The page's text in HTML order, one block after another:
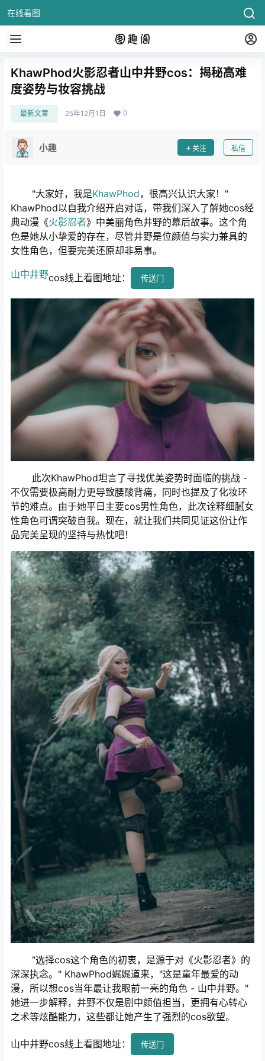
在线看图
KhawPhod火影忍者山中井野cos：揭秘高难
度姿势与妆容挑战
最新文章 25年12月1日 0
小趣 关注 私信
"大家好，我是KhawPhod，很高兴认识大家！"
KhawPhod以自我介绍开启对话，带我们深入了解她cos经
典动漫《火影忍者》中美丽角色井野的幕后故事。这个角
色是她从小挚爱的存在，尽管井野是位颜值与实力兼具的
女性角色，但要完美还原却非易事。
山中井野cos线上看图地址： 传送门
此次KhawPhod坦言了寻找优美姿势时面临的挑战 -
不仅需要极高耐力更导致腰酸背痛，同时也提及了化妆环
节的难点。由于她平日主要cos男性角色，此次诠释细腻女
性角色可谓突破自我。现在，就让我们共同见证这份让作
品完美呈现的坚持与热忱吧！
"选择cos这个角色的初衷，是源于对《火影忍者》的
深深执念。" KhawPhod娓娓道来，"这是童年最爱的动
漫，所以想cos当年最让我眼前一亮的角色 - 山中井野。"
她进一步解释，井野不仅是剧中颜值担当，更拥有心转心
之术等炫酷能力，这些都让她产生了强烈的cos欲望。
山中井野cos线上看图地址： 传送门